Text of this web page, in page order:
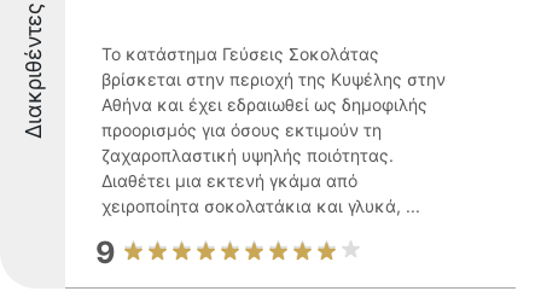
Διακριθέντες
Το κατάστημα Γεύσεις Σοκολάτας
βρίσκεται στην περιοχή της Κυψέλης στην
Αθήνα και έχει εδραιωθεί ως δημοφιλής
προορισμός για όσους εκτιμούν τη
ζαχαροπλαστική υψηλής ποιότητας.
Διαθέτει μια εκτενή γκάμα από
χειροποίητα σοκολατάκια και γλυκά, ...
9